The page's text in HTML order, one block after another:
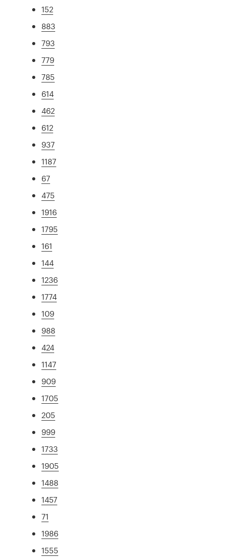
152
883
793
779
785
614
462
612
937
1187
67
475
1916
1795
161
144
1236
1774
109
988
424
1147
909
1705
205
999
1733
1905
1488
1457
71
1986
1555